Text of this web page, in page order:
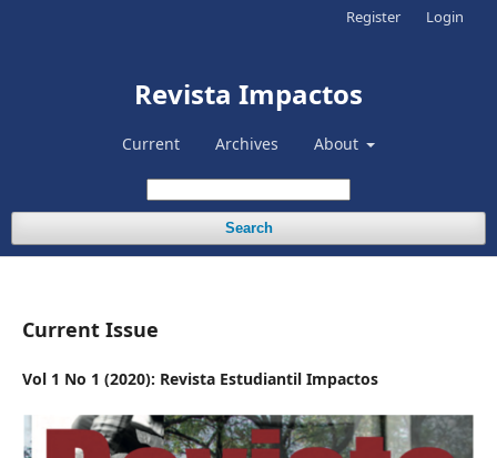
Revista Impactos
Current Archives About
Search
Register Login
Current Issue
Vol 1 No 1 (2020): Revista Estudiantil Impactos